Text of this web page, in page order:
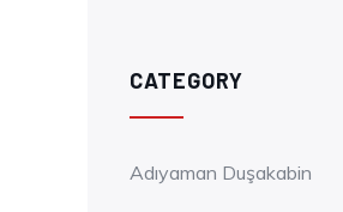
CATEGORY
Adıyaman Duşakabin